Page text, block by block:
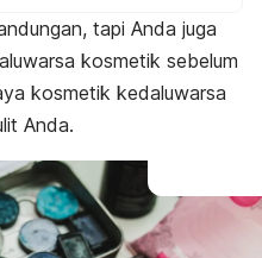
tapi Anda juga
kosmetik sebelum
kosmetik kedaluwarsa
Anda.